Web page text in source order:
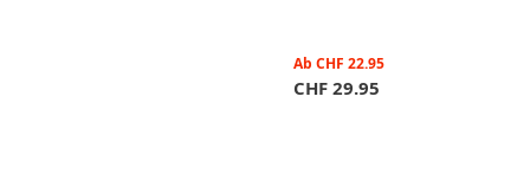
Ab CHF 22.95
CHF 29.95